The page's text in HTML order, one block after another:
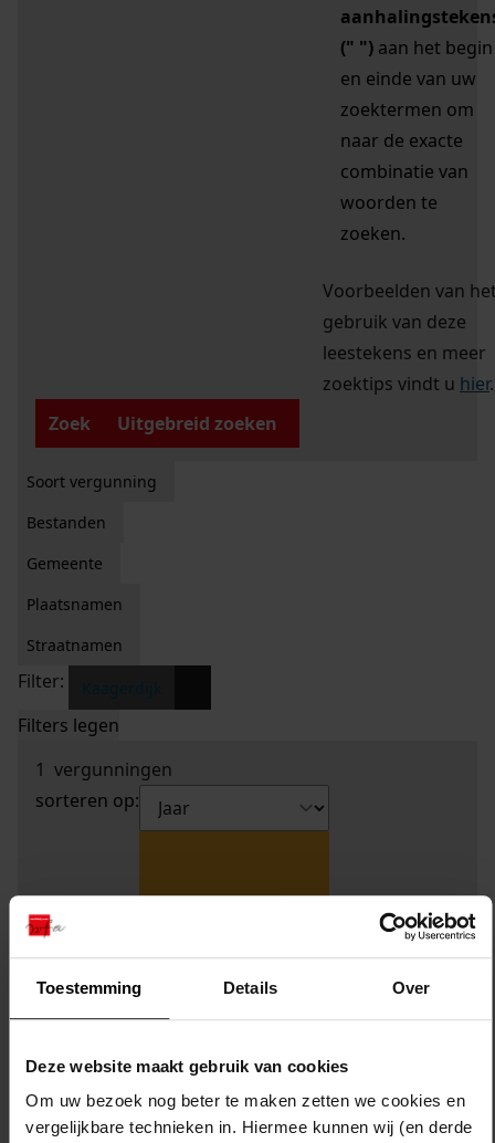
Toestemming Details Over
Deze website maakt gebruik van cookies
Om uw bezoek nog beter te maken zetten we cookies en
vergelijkbare technieken in. Hiermee kunnen wij (en derde
(" ") aan het begin
en einde van uw
zoektermen om
naar de exacte
combinatie van
woorden te
zoeken.
Voorbeelden van
gebruik van deze
leestekens en meer
zoektips vindt u hier.
Zoek
Uitgebreid zoeken
Soort vergunning
Bestanden
Gemeente
Plaatsnamen
Straatnamen
Filter:
Filters legen
1 vergunningen
sorteren op: